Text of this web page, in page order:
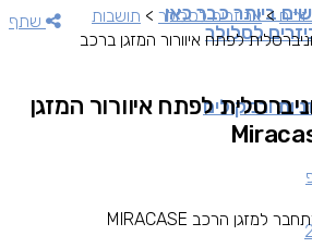
לסלולר
ורמקולים
ביותר כבר כאן שתף >אביזרים לסלולר > תושבות
לפתח איוורור המזגן ברכב
לפתח איוורור המזגן
למזגן הרכב MIRACASE